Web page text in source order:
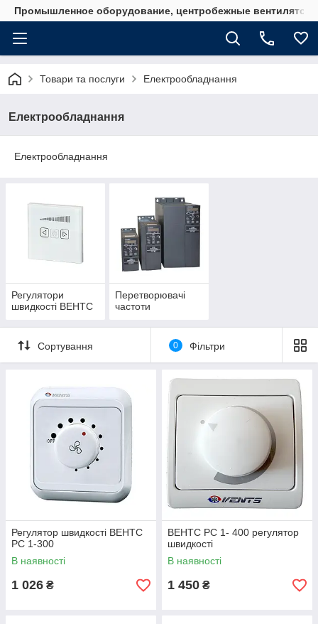
Промышленное оборудование, центробежные
Товари та послуги Електрообладнання
Електрообладнання
Електрообладнання
Регулятори
швидкості ВЕНТС
Перетворювачі
частоти
Сортування 0 Фільтри
Регулятор швидкості ВЕНТС
РС 1-300
В наявності
1 026 ₴
ВЕНТС РС 1- 400 регулятор
швидкості
В наявності
1 450 ₴